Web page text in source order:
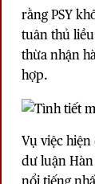
rằng PSY
tuân thủ
thừa nhận
hợp.
Vụ việc
dư luận